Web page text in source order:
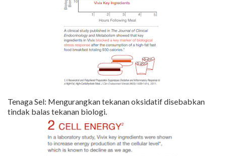
Tenaga Sel: Mengurangkan tekanan oksidatif disebabkan
tindak balas tekanan biologi.